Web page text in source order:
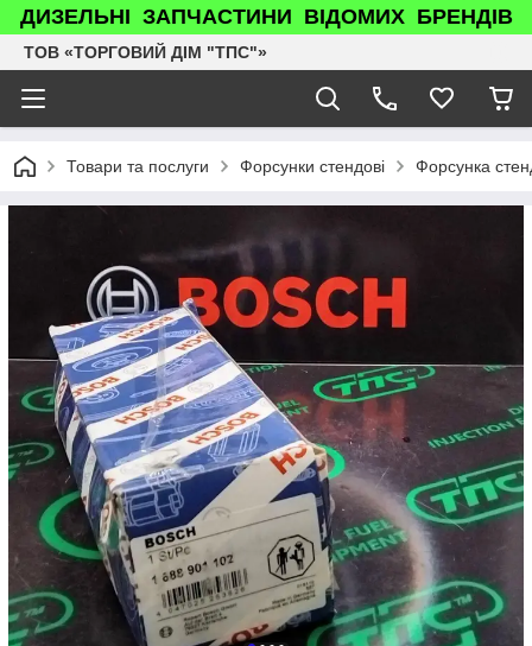
ДИЗЕЛЬНІ ЗАПЧАСТИНИ ВІДОМИХ БРЕНДІВ
ТОВ «ТОРГОВИЙ ДІМ "ТПС"»
Товари та послуги Форсунки стендові Форсунка